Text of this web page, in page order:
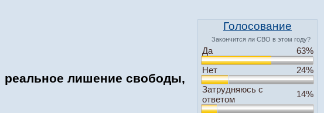
реальное лишение свободы,
Голосование
Закончится ли СВО в этом году?
Да
63%
Нет
24%
Затрудняюсь с
ответом
14%